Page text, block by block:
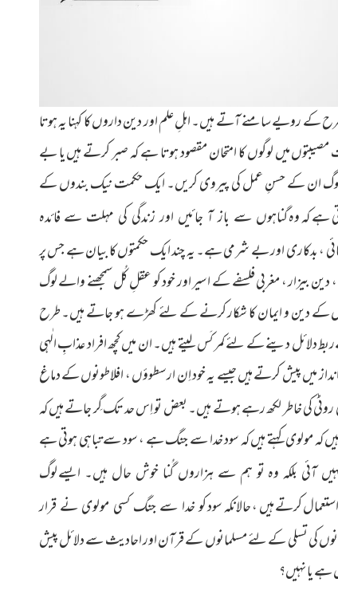
کے رویے سامنے آتے ہیں۔ اہلِ علم اور دین داروں کا کہنا یہ ہوتا
میں لوگوں کا امتحان مقصود ہوتا ہے کہ صبر کرتے ہیں یا بے
لوگ ان کے حسنِ عمل کی پیروی کریں۔ ایک حکمت نیک بندوں کے
ہے کہ وہگناہوں سے باز آ جائیں اور زندگی کی مہلت سے فائدہ
بدکاری اور بے شرمی ہے۔ یہ چند ایک حکمتوں کا بیان ہے جس پر
بیزار ، مغربی فلسفے کے اسیر اور خود کو عقلِ کُل سمجھنے والے لوگ
کے دین و ایمان کا شکار کرنے کے لئے کھڑے ہو جاتے ہیں۔ طرح
دلائل دینے کے لئے کمر کَس لیتے ہیں۔ ان میں کچھ افراد عذابِ الٰہی
میں پیش کرتے ہیں جیسے یہ خود اِن ارسطوؤں ، افلاطونوں کے دماغ
روٹی کی خاطر لکھ رہے ہوتے ہیں۔ بعض تو اِس حد تک گِر جاتے ہیں کہ
کہ مولوی کہتے ہیں کہ سود خدا سے جنگ ہے ، سود سے تباہی ہوتی ہے
آئی بلکہ وہ تو ہم سے ہزاروں گُنا خوش حال ہیں۔ ایسےلوگ
کرتے ہیں ، حالانکہ سودکو خدا سے جنگ کسی مولوی نے قرار
کی تسلی کے لئے مسلمانوں کے قرآن اور احادیث سے دلائل پیش
ہے یا نہیں؟